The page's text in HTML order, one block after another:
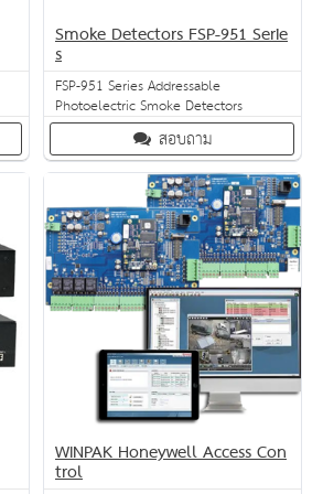
Smoke Detectors FSP-951 Serie
s
FSP-951 Series Addressable
Photoelectric Smoke Detectors
สอบถาม
WINPAK Honeywell Access Con
trol